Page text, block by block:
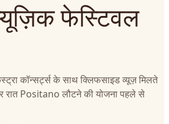
फेस्टिवल
कॉन्सर्ट्स के साथ क्लिफसाइड व्यूज़ मिलते
Positano लौटने की योजना पहले से